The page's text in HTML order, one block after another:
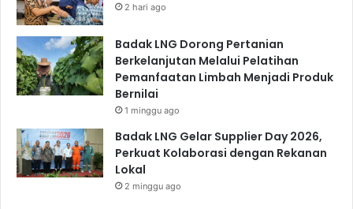
2 hari ago
Badak LNG Dorong Pertanian
Berkelanjutan Melalui Pelatihan
Pemanfaatan Limbah Menjadi Produk
Bernilai
1 minggu ago
Badak LNG Gelar Supplier Day 2026,
Perkuat Kolaborasi dengan Rekanan
Lokal
2 minggu ago